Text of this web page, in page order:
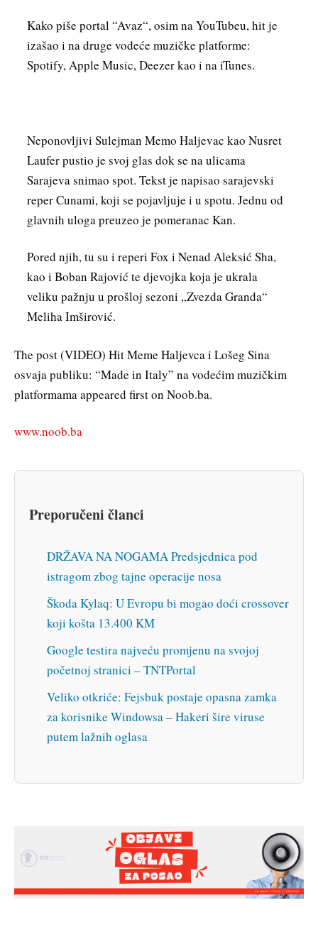
Kako piše portal “Avaz“, osim na YouTubeu, hit je
izašao i na druge vodeće muzičke platforme:
Spotify, Apple Music, Deezer kao i na iTunes.
Neponovljivi Sulejman Memo Haljevac kao Nusret
Laufer pustio je svoj glas dok se na ulicama
Sarajeva snimao spot. Tekst je napisao sarajevski
reper Cunami, koji se pojavljuje i u spotu. Jednu od
glavnih uloga preuzeo je pomeranac Kan.
Pored njih, tu su i reperi Fox i Nenad Aleksić Sha,
kao i Boban Rajović te djevojka koja je ukrala
veliku pažnju u prošloj sezoni „Zvezda Granda“
Meliha Imširović.
The post (VIDEO) Hit Meme Haljevca i Lošeg Sina
osvaja publiku: “Made in Italy” na vodećim muzičkim
platformama appeared first on Noob.ba.
www.noob.ba
Preporučeni članci
DRŽAVA NA NOGAMA Predsjednica pod
istragom zbog tajne operacije nosa
Škoda Kylaq: U Evropu bi mogao doći crossover
koji košta 13.400 KM
Google testira najveću promjenu na svojoj
početnoj stranici – TNTPortal
Veliko otkriće: Fejsbuk postaje opasna zamka
za korisnike Windowsa – Hakeri šire viruse
putem lažnih oglasa